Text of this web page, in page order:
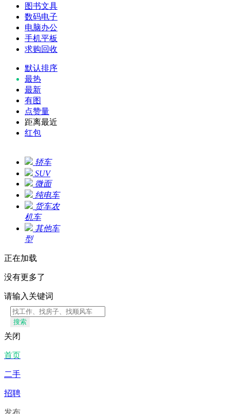
图书文具
数码电子
电脑办公
手机平板
求购回收
默认排序
最热
最新
有图
点赞量
距离最近
红包
轿车
SUV
微面
纯电车
货车农
机车
其他车
型
正在加载
没有更多了
请输入关键词
搜索
关闭
首页
二手
招聘